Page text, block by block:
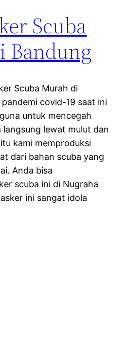
Scuba
Bandung
Scuba Murah di
covid-19 saat ini
untuk mencegah
langsung lewat mulut dan
kami memproduksi
dari bahan scuba yang
Anda bisa
scuba ini di Nugraha
ini sangat idola